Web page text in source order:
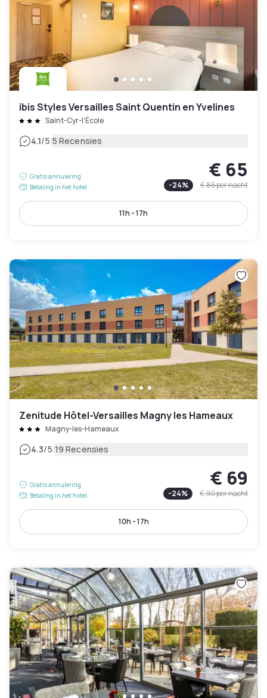
ibis Styles Versailles Saint Quentin en Yvelines
Saint-Cyr-l'École
4.1/5|5 Recensies
Gratis annulering
Betaling in het hotel
€ 65
-24% € 85per nacht
11h - 17h
Zenitude Hôtel-Versailles Magny les Hameaux
Magny-les-Hameaux
4.3/5|19 Recensies
Gratis annulering
Betaling in het hotel
€ 69
-24% € 90per nacht
10h - 17h